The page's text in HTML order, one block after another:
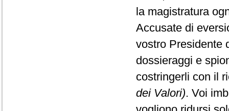
la magistratura
Accusate di
vostro Presidente
dossieraggi e
costringerli con il
dei Valori). Voi